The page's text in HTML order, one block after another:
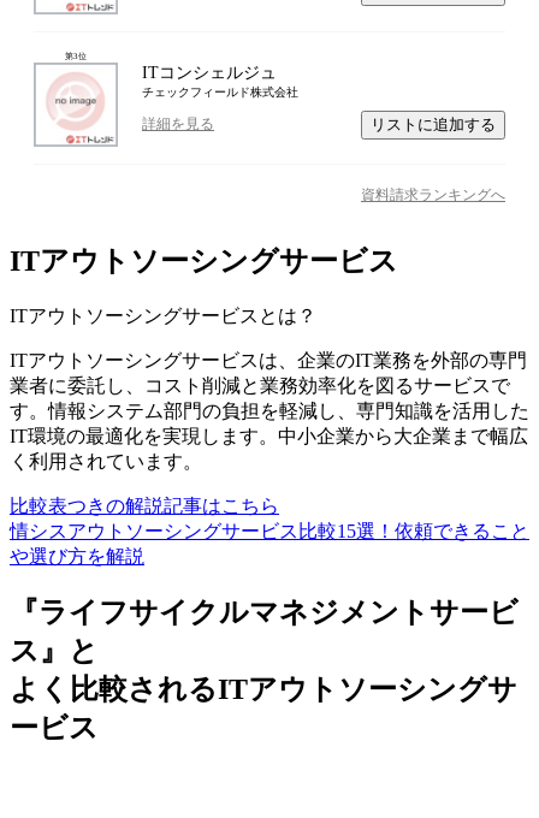
第3位
ITコンシェルジュ
チェックフィールド株式会社
詳細を見る リストに追加する
資料請求ランキングへ
ITアウトソーシングサービス
ITアウトソーシングサービス とは？
ITアウトソーシングサービスは、企業のIT業務を外部の専門
業者に委託し、コスト削減と業務効率化を図るサービスで
す。情報システム部門の負担を軽減し、専門知識を活用した
IT環境の最適化を実現します。中小企業から大企業まで幅広
く利用されています。
比較表つきの解説記事はこちら
情シスアウトソーシングサービス比較15選！依頼できること
や選び方を解説
『ライフサイクルマネジメントサービ
ス』と
よく比較されるITアウトソーシングサ
ービス